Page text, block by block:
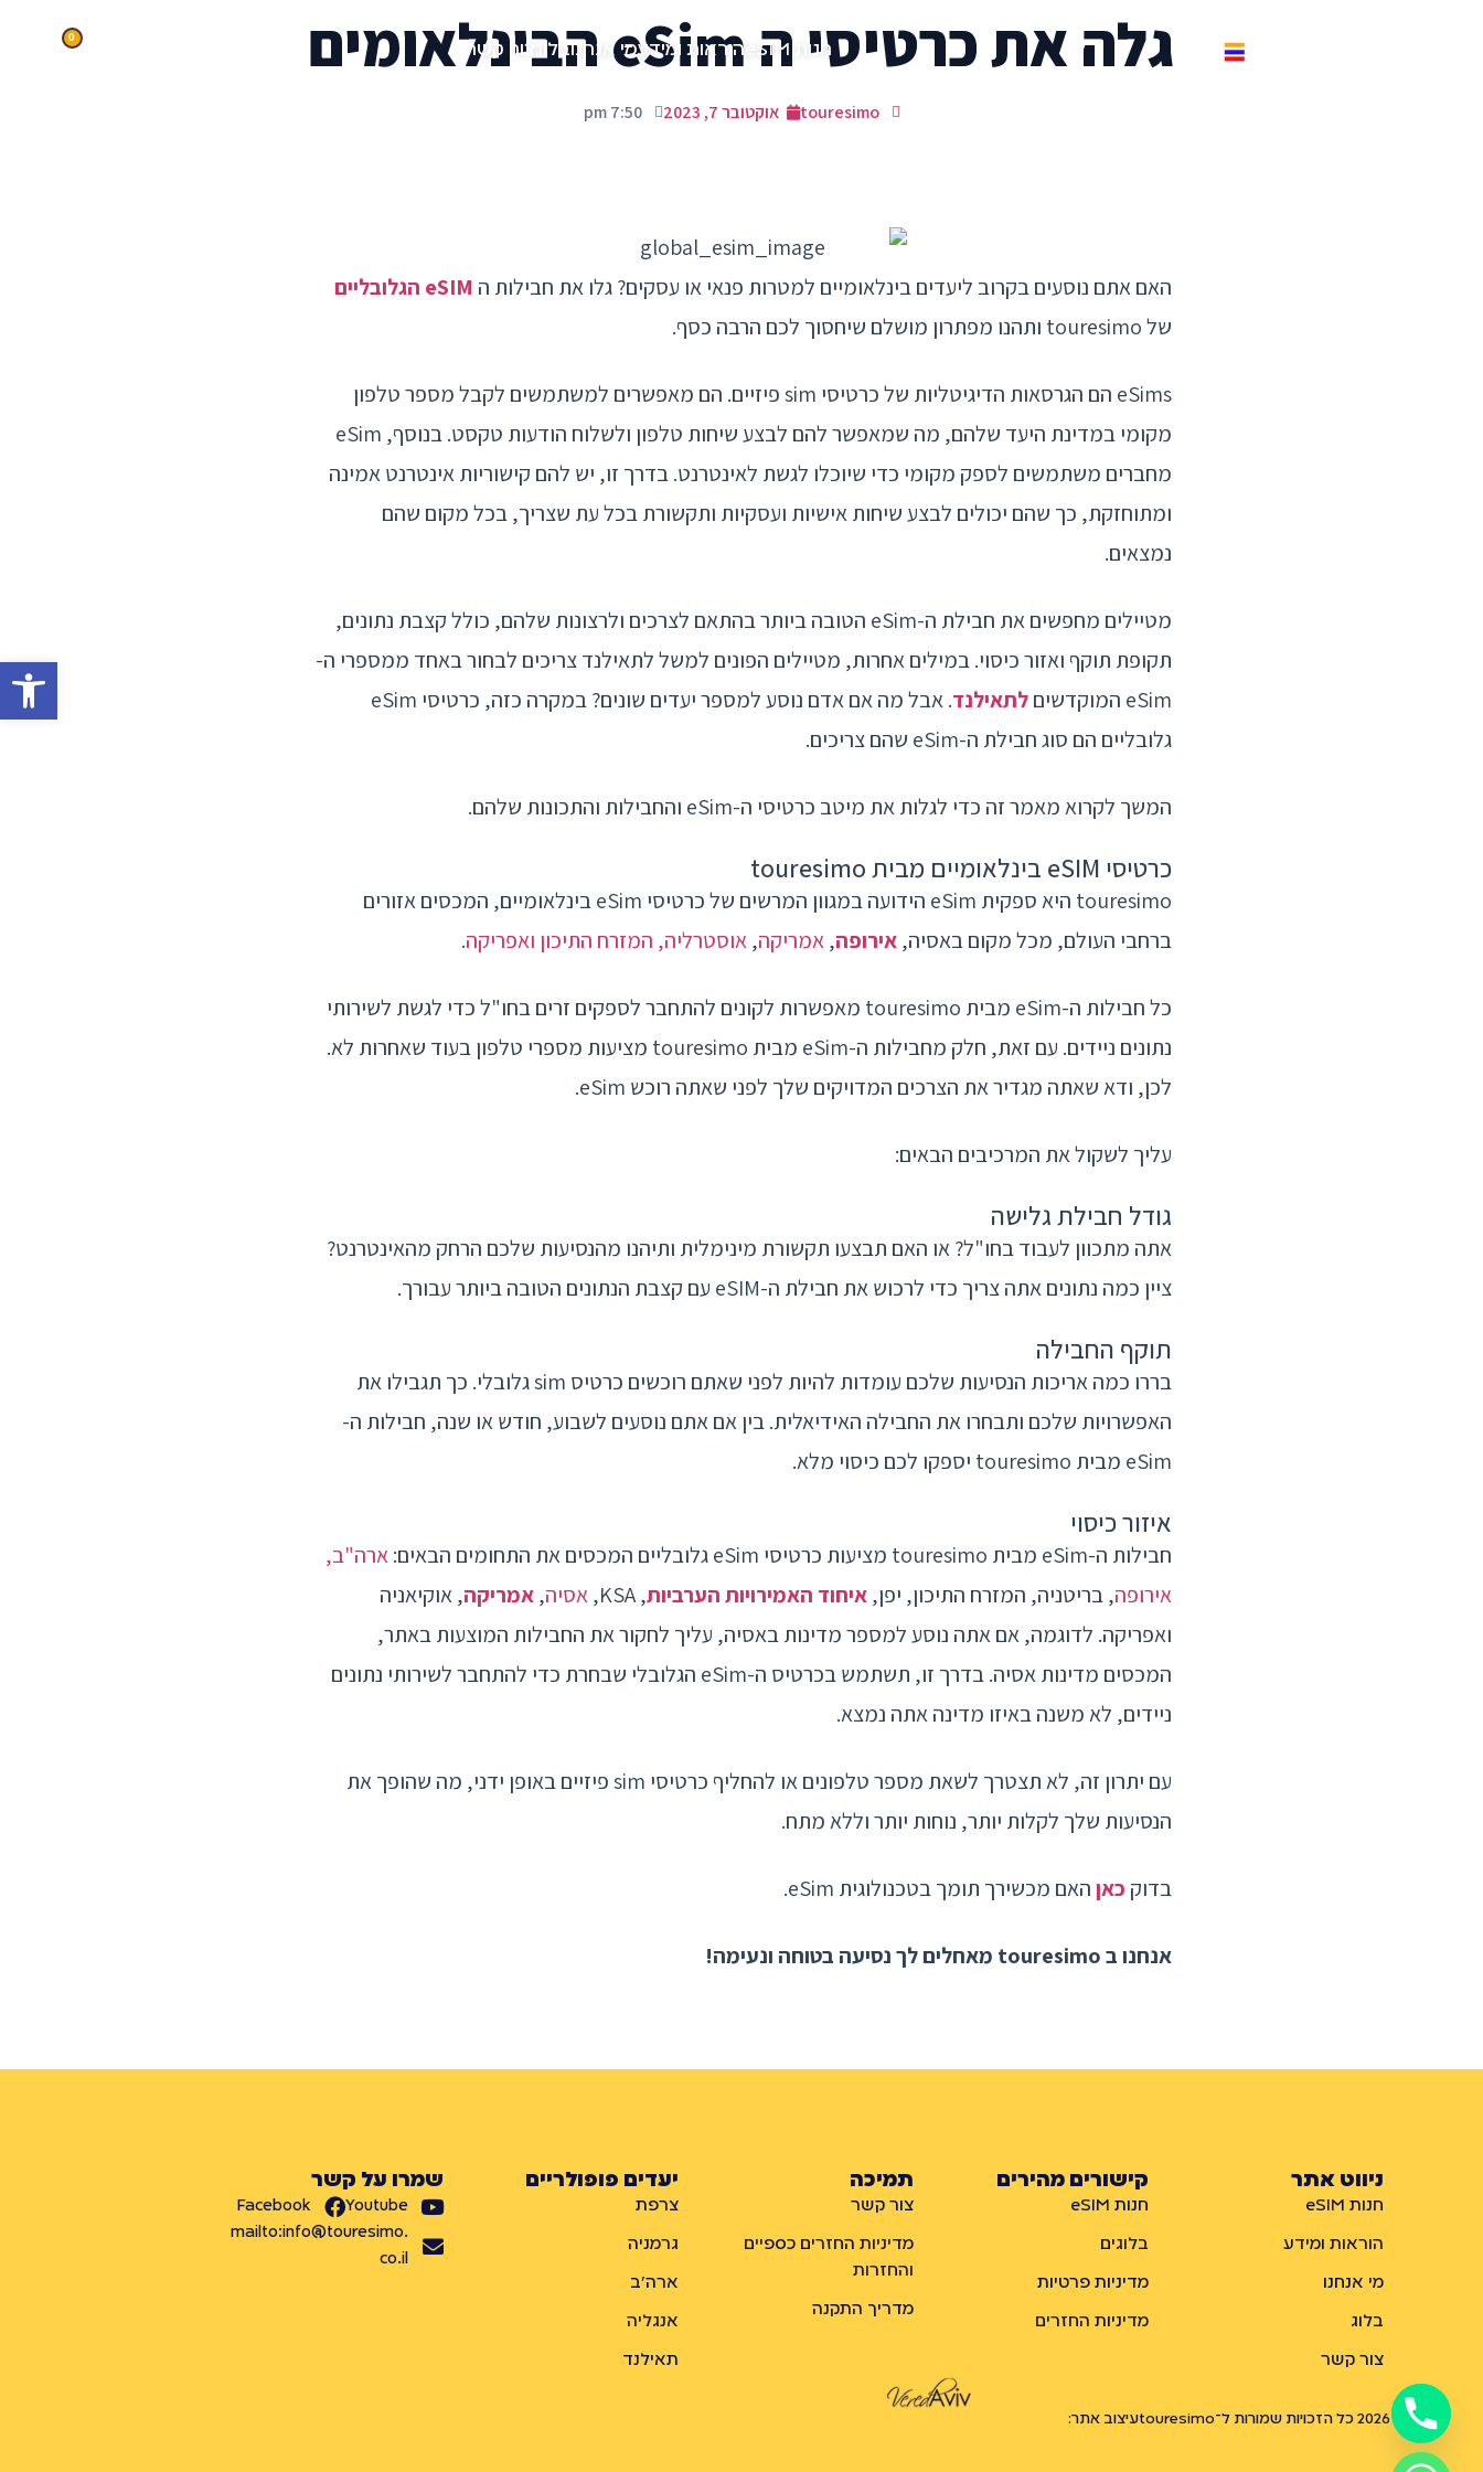
חנות eSIM הוראות ומידעמי אנחנובלוג צור קשר
0 גלה את כרטיסי ה eSim הבינלאומים
touresimo אוקטובר 7, 2023 7:50 pm
האם אתם נוסעים בקרוב ליעדים בינלאומיים למטרות פנאי או עסקים? גלו את חבילות ה eSIM הגלובליים
של touresimo ותהנו מפתרון מושלם שיחסוך לכם הרבה כסף.
eSims הם הגרסאות הדיגיטליות של כרטיסי sim פיזיים. הם מאפשרים למשתמשים לקבל מספר טלפון
מקומי במדינת היעד שלהם, מה שמאפשר להם לבצע שיחות טלפון ולשלוח הודעות טקסט. בנוסף, eSim
מחברים משתמשים לספק מקומי כדי שיוכלו לגשת לאינטרנט. בדרך זו, יש להם קישוריות אינטרנט אמינה
ומתוחזקת, כך שהם יכולים לבצע שיחות אישיות ועסקיות ותקשורת בכל עת שצריך, בכל מקום שהם
נמצאים.
מטיילים מחפשים את חבילת ה-eSim הטובה ביותר בהתאם לצרכים ולרצונות שלהם, כולל קצבת נתונים,
תקופת תוקף ואזור כיסוי. במילים אחרות, מטיילים הפונים למשל לתאילנד צריכים לבחור באחד ממספרי ה-
eSim המוקדשים
לתאילנד
. אבל מה אם אדם נוסע למספר יעדים שונים? במקרה כזה, כרטיסי eSim
גלובליים הם סוג חבילת ה-eSim שהם צריכים.
המשך לקרוא מאמר זה כדי לגלות את מיטב כרטיסי ה-eSim והחבילות והתכונות שלהם.
כרטיסי eSIM בינלאומיים מבית touresimo
touresimo היא ספקית eSim הידועה במגוון המרשים של כרטיסי eSim בינלאומיים, המכסים אזורים
ברחבי העולם, מכל מקום באסיה,אירופה,אמריקה,אוסטרליה, המזרח התיכון ואפריקה.
כל חבילות ה-eSim מבית touresimo מאפשרות לקונים להתחבר לספקים זרים בחו"ל כדי לגשת לשירותי
נתונים ניידים. עם זאת, חלק מחבילות ה-eSim מבית touresimo מציעות מספרי טלפון בעוד שאחרות לא.
לכן, ודא שאתה מגדיר את הצרכים המדויקים שלך לפני שאתה רוכש eSim.
עליך לשקול את המרכיבים הבאים:
גודל חבילת גלישה
אתה מתכוון לעבוד בחו"ל? או האם תבצעו תקשורת מינימלית ותיהנו מהנסיעות שלכם הרחק מהאינטרנט?
ציין כמה נתונים אתה צריך כדי לרכוש את חבילת ה-eSIM עם קצבת הנתונים הטובה ביותר עבורך.
תוקף החבילה
בררו כמה אריכות הנסיעות שלכם עומדות להיות לפני שאתם רוכשים כרטיס sim גלובלי. כך תגבילו את
האפשרויות שלכם ותבחרו את החבילה האידיאלית. בין אם אתם נוסעים לשבוע, חודש או שנה, חבילות ה-
eSim מבית touresimo יספקו לכם כיסוי מלא.
איזור כיסוי
חבילות ה-eSim מבית touresimo מציעות כרטיסי eSim גלובליים המכסים את התחומים הבאים:
ארה"ב,
אירופה, בריטניה, המזרח התיכון, יפן,איחוד האמירויות הערביות, KSA, אסיה,אמריקה, אוקיאניה
ואפריקה. לדוגמה, אם אתה נוסע למספר מדינות באסיה, עליך לחקור את החבילות המוצעות באתר,
המכסים מדינות אסיה. בדרך זו, תשתמש בכרטיס ה-eSim הגלובלי שבחרת כדי להתחבר לשירותי נתונים
ניידים, לא משנה באיזו מדינה אתה נמצא.
עם יתרון זה, לא תצטרך לשאת מספר טלפונים או להחליף כרטיסי sim פיזיים באופן ידני, מה שהופך את
הנסיעות שלך לקלות יותר, נוחות יותר וללא מתח.
בדוק כאןהאם מכשירך תומך בטכנולוגית eSim.
אנחנו ב touresimo מאחלים לך נסיעה בטוחה ונעימה!
ניווט אתר
חנות eSIM
הוראות ומידע
מי אנחנו
בלוג
צור קשר
קישורים מהירים
חנות eSIM
בלוגים
מדיניות פרטיות
מדיניות החזרים
תמיכה
צור קשר
מדיניות החזרים כספיים
והחזרות
מדריך התקנה
יעדים פופולריים
צרפת
גרמניה
ארה״ב
אנגליה
תאילנד
שמרו על קשר
Youtube
Facebook
mailto:info@touresimo.
co.il
© 2026 כל הזכויות שמורות ל־touresimo עיצוב אתר: